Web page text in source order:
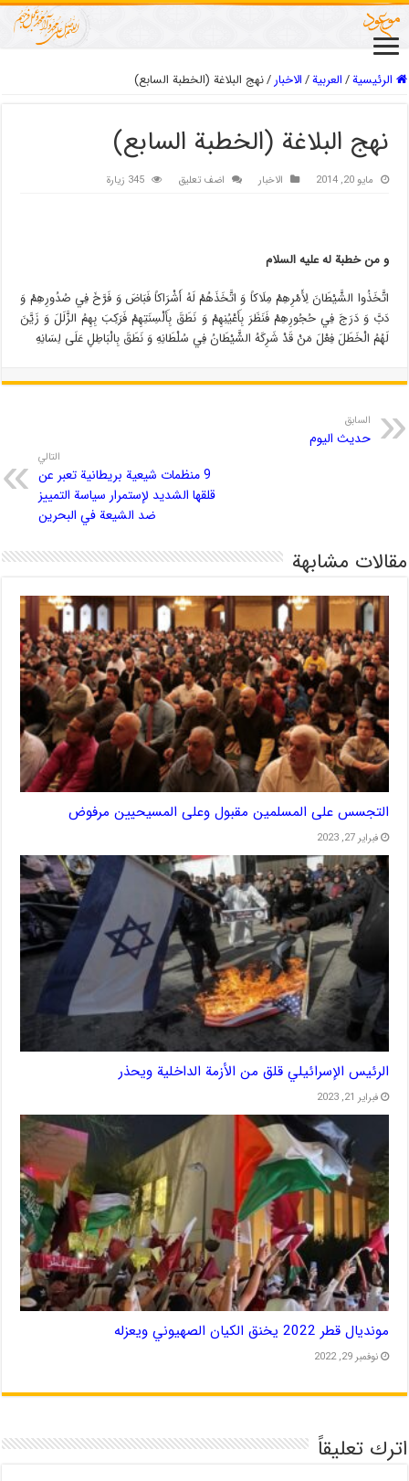
الرئيسية/العربیة/الاخبار/نهج البلاغة (الخطبة السابع)
نهج البلاغة (الخطبة السابع)
مايو 20, 2014 الاخبار اضف تعليق 345 زيارة
و من خطبة له عليه السلام
اتَّخَذُوا الشَّيْطَانَ لِأَمْرِهِمْ مِلَاكاً وَ اتَّخَذَهُمْ لَهُ أَشْرَاكاً فَبَاضَ وَ فَرَّخَ فِي صُدُورِهِمْ وَ
دَبَّ وَ دَرَجَ فِي حُجُورِهِمْ فَنَظَرَ بِأَعْيُنِهِمْ وَ نَطَقَ بِأَلْسِنَتِهِمْ فَرَكِبَ بِهِمُ الزَّلَلَ وَ زَيَّنَ
لَهُمُ الْخَطَلَ فِعْلَ مَنْ قَدْ شَرِكَهُ الشَّيْطَانُ فِي سُلْطَانِهِ وَ نَطَقَ بِالْبَاطِلِ عَلَى لِسَانِهِ
السابق
حدیث الیوم
التالي
9 منظمات شيعية بريطانية تعبر عن
قلقها الشديد لإستمرار سياسة التمييز
ضد الشيعة في البحرين
مقالات مشابهة
التجسس على المسلمين مقبول وعلى المسيحيين مرفوض
فبراير 27, 2023
الرئيس الإسرائيلي قلق من الأزمة الداخلية ويحذر
فبراير 21, 2023
مونديال قطر 2022 يخنق الكيان الصهيوني ويعزله
نوفمبر 29, 2022
اترك تعليقاً